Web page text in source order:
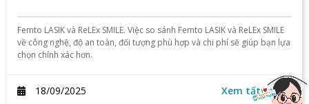
Femto LASIK và ReLEx SMILE. Việc so sánh Femto LASIK và ReLEx SMILE
về công nghệ, độ an toàn, đối tượng phù hợp và chi phí sẽ giúp bạn lựa
chọn chính xác hơn.
18/09/2025 Xem tất cả